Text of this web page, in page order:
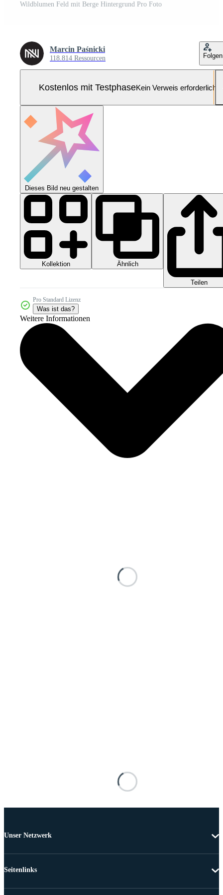
Wildblumen Feld mit Berge Hintergrund Pro Foto
Marcin Paśnicki
118.814 Ressourcen Folgen
Kostenlos mit TestphaseKein Verweis erforderlich
Dieses Bild neu gestalten
Kollektion Ähnlich
Teilen
Pro Standard Lizenz
Was ist das?
Weitere Informationen
Unser Netzwerk
Seitenlinks